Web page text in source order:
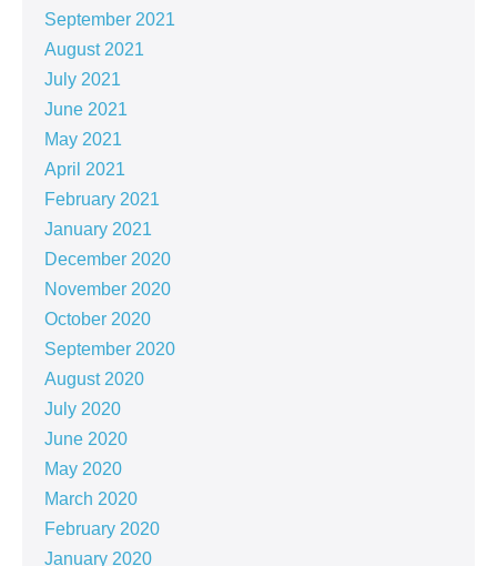
September 2021
August 2021
July 2021
June 2021
May 2021
April 2021
February 2021
January 2021
December 2020
November 2020
October 2020
September 2020
August 2020
July 2020
June 2020
May 2020
March 2020
February 2020
January 2020